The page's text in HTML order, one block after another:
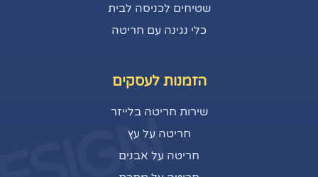
שטיחים לכניסה לבית
כלי נגינה עם חריטה
הזמנות לעסקים
שירות חריטה בלייזר
חריטה על עץ
חריטה על אבנים